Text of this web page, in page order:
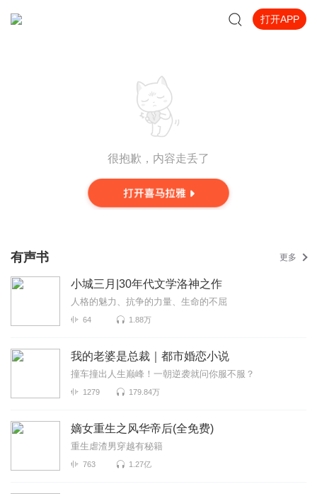
打开APP
很抱歉，内容走丢了
有声书 更多
小城三月|30年代文学洛神之作
人格的魅力、抗争的力量、生命的不屈
64 1.88万
我的老婆是总裁｜都市婚恋小说
撞车撞出人生巅峰！一朝逆袭就问你服不服？
1279 179.84万
嫡女重生之风华帝后(全免费)
重生虐渣男穿越有秘籍
763 1.27亿